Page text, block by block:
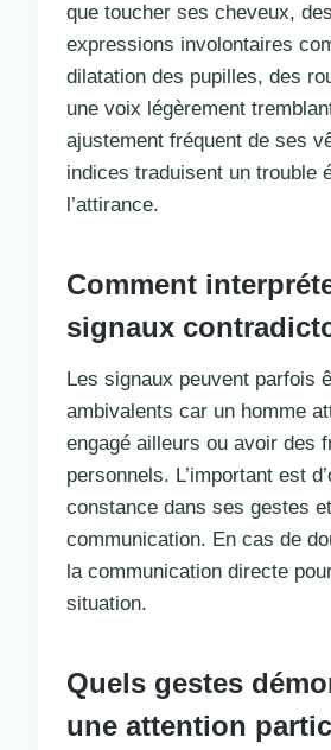
que toucher ses cheveux,
expressions involontaires
dilatation des pupilles, des
une voix légèrement
ajustement fréquent de ses
indices traduisent un trouble
l’attirance.
Comment
signaux
Les signaux peuvent parfois
ambivalents car un homme
engagé ailleurs ou avoir des
personnels. L’important est
constance dans ses gestes
communication. En cas de
la communication directe
situation.
Quels gestes
une attention